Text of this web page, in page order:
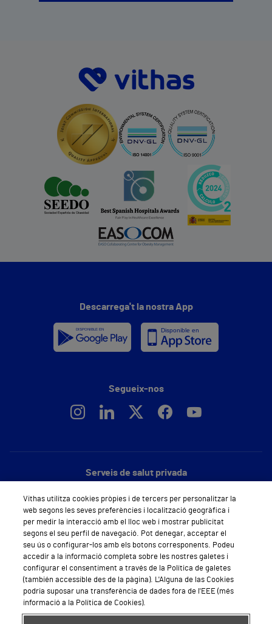
Serveis de salut privada
Especialitats
Àrea privada
Empreses
Descarrega't la nostra App
Segueix-nos
Vithas utilitza cookies pròpies i de tercers per personalitzar la
web segons les seves preferències i localització geogràfica i
per medir la interacció amb el lloc web i mostrar publicitat
segons el seu perfil de navegació. Pot denegar, acceptar el
seu ús o configurar-los amb els botons corresponents. Podeu
accedir a la informació completa sobre les nostres galetes i
configurar el consentiment a través de la Política de galetes
(también accessible des de la pàgina). L'Alguna de las Cookies
podria suposar una transferència de dades fora de l'EEE (més
informació a la Política de Cookies).